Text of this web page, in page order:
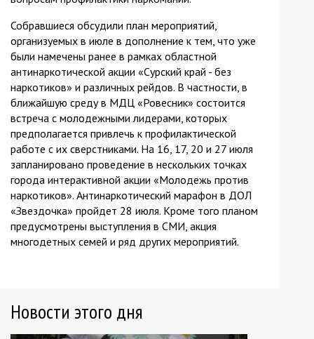
Собравшиеся обсудили план мероприятий,
организуемых в июле в дополнение к тем, что уже
были намечены ранее в рамках областной
антинаркотической акции «Сурский край - без
наркотиков» и различных рейдов. В частности, в
ближайшую среду в МДЦ «Ровесник» состоится
встреча с молодежными лидерами, которых
предполагается привлечь к профилактической
работе с их сверстниками. На 16, 17, 20 и 27 июля
запланировано проведение в нескольких точках
города интерактивной акции «Молодежь против
наркотиков». Антинаркотический марафон в ДОЛ
«Звездочка» пройдет 28 июля. Кроме того планом
предусмотрены выступления в СМИ, акция
многодетных семей и ряд других мероприятий.
Новости этого дня